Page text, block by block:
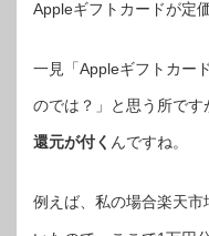
Appleギフトカードが定
一見「Appleギフトカー
のでは？」と思う所です
還元が付く んですね。
例えば、私の場合楽天